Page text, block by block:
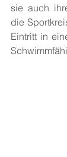
sie auch
die
Eintritt in